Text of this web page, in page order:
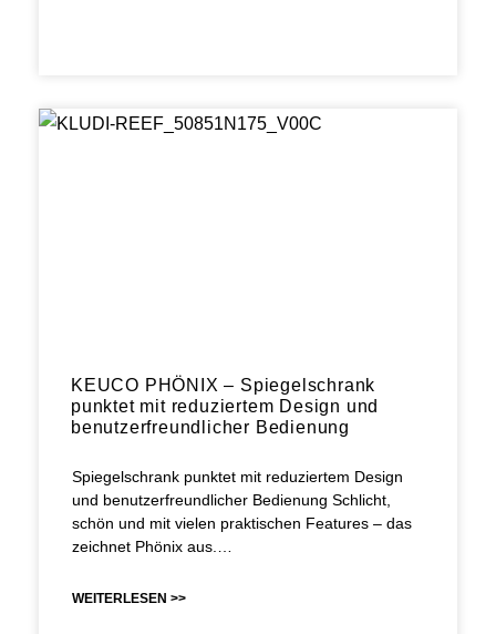
KEUCO PHÖNIX – Spiegelschrank
punktet mit reduziertem Design und
benutzerfreundlicher Bedienung
Spiegelschrank punktet mit reduziertem Design
und benutzerfreundlicher Bedienung Schlicht,
schön und mit vielen praktischen Features – das
zeichnet Phönix aus.…
WEITERLESEN >>